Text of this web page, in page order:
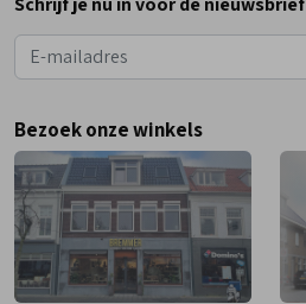
Dinsdag
Woensdag
Vrijdag
Zaterdag
Bezoek onze winkels